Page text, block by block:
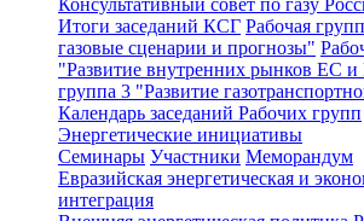
Консультативный совет по газу
Итоги заседаний КСГ Рабочая
газовые сценарии и прогнозы"
"Развитие внутренних рынков ЕС и
группа 3 "Развитие
Календарь заседаний Рабочих групп
Энергетические инициативы
Семинары Участники Меморандум
Евразийская энергетическая и
интеграция